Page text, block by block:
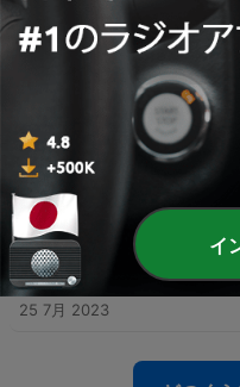
24 - Ch01-2. 七つの時代を
1:1-20)
23 Ch02-1. エペソの教会
25 7月 2023
22 - Ch02-2. 殉教を受け入
25 7月 2023
21 - Ch02-3. スミルナの教
25 7月 2023
イ